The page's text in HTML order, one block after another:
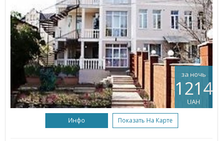
за ночь
1214
UAH
Инфо Показать На Карте